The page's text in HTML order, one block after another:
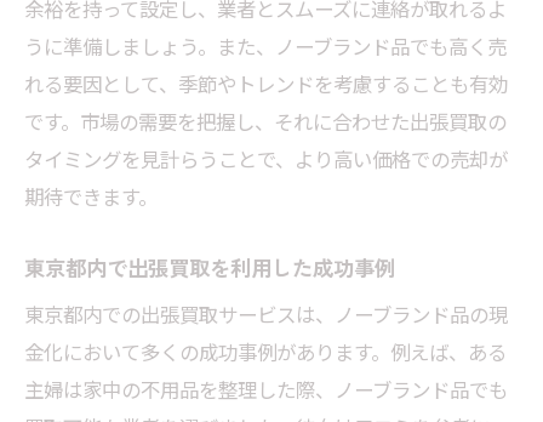
出張買取を利用した断捨離の成功例
ノーブランド品を出張買取で処分する際の
注意点
スムーズな買取取引を実現するための準備
方法
るコツ
出張買取を利用する際のトラブル防止策
安心して利用できる東京都の出張買取業者を口
コミで見つける方法
余裕を持って設定し、業者とスムーズに連絡が取れるよ
うに準備しましょう。また、ノーブランド品でも高く売
れる要因として、季節やトレンドを考慮することも有効
です。市場の需要を把握し、それに合わせた出張買取の
タイミングを見計らうことで、より高い価格での売却が
期待できます。
東京都内で出張買取を利用した成功事例
東京都内での出張買取サービスは、ノーブランド品の現
金化において多くの成功事例があります。例えば、ある
主婦は家中の不用品を整理した際、ノーブランド品でも